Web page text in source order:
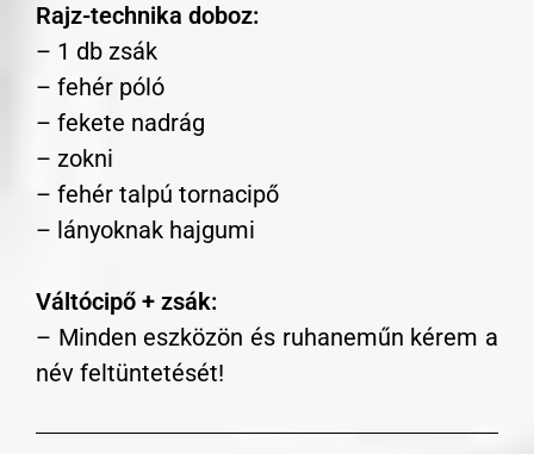
Rajz-technika doboz:
– 1 db zsák
– fehér póló
– fekete nadrág
– zokni
– fehér talpú tornacipő
– lányoknak hajgumi
Váltócipő + zsák:
– Minden eszközön és ruhaneműn kérem a
név feltüntetését!